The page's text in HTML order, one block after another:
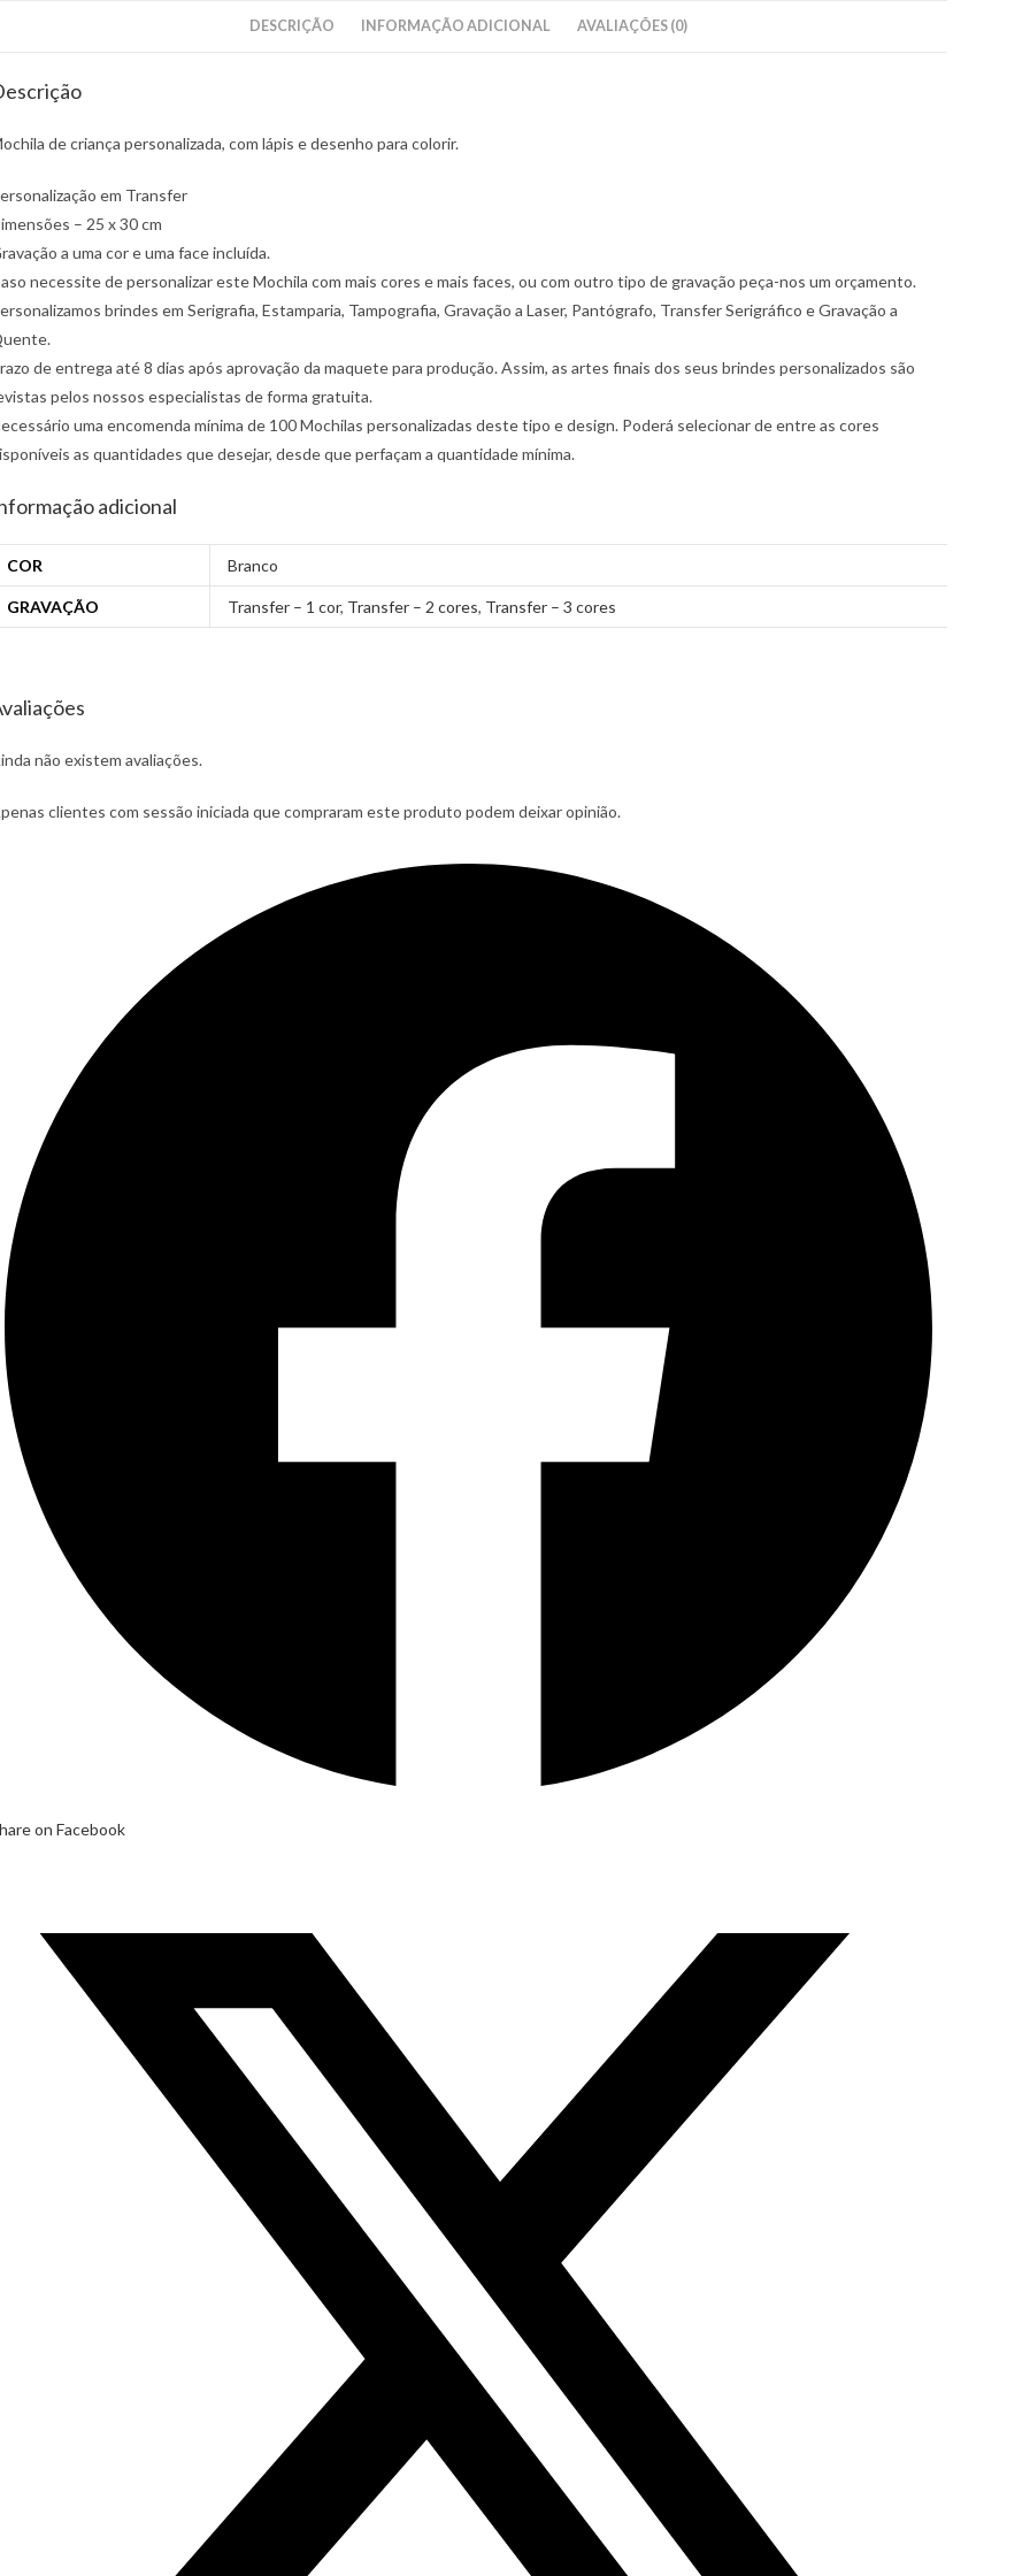
desenho
DESCRIÇÃO INFORMAÇÃO ADICIONAL AVALIAÇÕES (0)
de criança personalizada, com lápis e desenho para colorir.
em Transfer
– 25 x 30 cm
a uma cor e uma face incluída.
necessite de personalizar este Mochila com mais cores e mais faces, ou com outro tipo de gravação peça-nos um orçamento.
brindes em Serigrafia, Estamparia, Tampografia, Gravação a Laser, Pantógrafo, Transfer Serigráfico e Gravação a
de entrega até 8 dias após aprovação da maquete para produção. Assim, as artes finais dos seus brindes personalizados são
pelos nossos especialistas de forma gratuita.
uma encomenda mínima de 100 Mochilas personalizadas deste tipo e design. Poderá selecionar de entre as cores
as quantidades que desejar, desde que perfaçam a quantidade mínima.
adicional
COR Branco
GRAVAÇÃO Transfer – 1 cor, Transfer – 2 cores, Transfer – 3 cores
não existem avaliações.
clientes com sessão iniciada que compraram este produto podem deixar opinião.
on Facebook